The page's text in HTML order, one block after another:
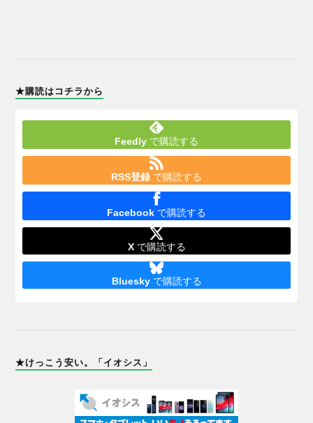
★購読はコチラから
Feedly で購読する
RSS登録 で購読する
Facebook で購読する
Xで購読する
Blueskyで購読する
★けっこう安い。「イオシス」